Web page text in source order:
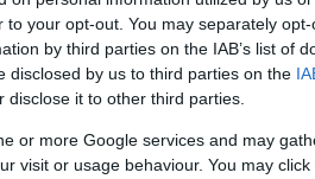
your opt-out. You may separately
by third parties on the IAB’s list of
disclosed by us to third parties on the
disclose it to other third parties.
or more Google services and may
visit or usage behaviour. You may
még csak áhítunk és
infláció. Eközben 2020
a benzin 73 százalékkal
árak Magyarországon. A HVG
mozogtak az árak az